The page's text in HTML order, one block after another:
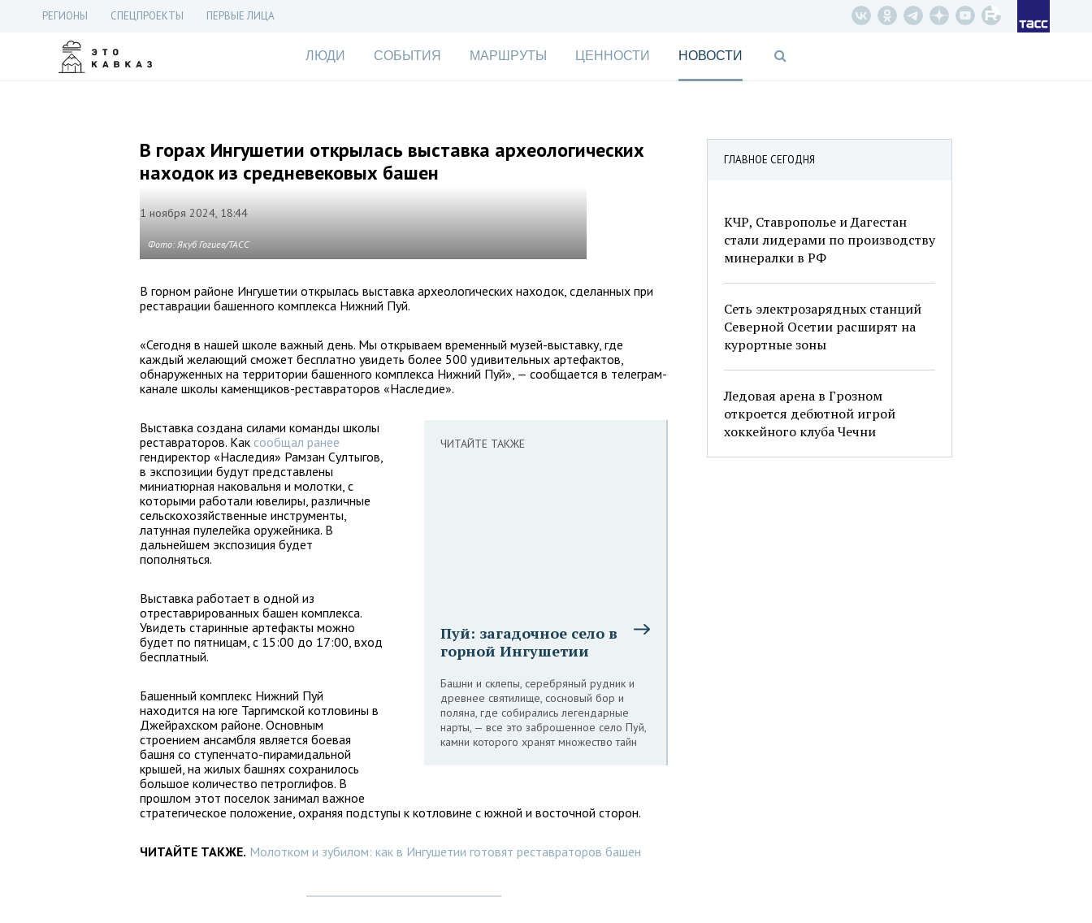
РЕГИОНЫ СПЕЦПРОЕКТЫ ПЕРВЫЕ ЛИЦА
ЛЮДИ СОБЫТИЯ МАРШРУТЫ ЦЕННОСТИ НОВОСТИ
ГЛАВНОЕ СЕГОДНЯ
КЧР, Ставрополье и Дагестан
стали лидерами по производству
минералки в РФ
Сеть электрозарядных станций
Северной Осетии расширят на
курортные зоны
Ледовая арена в Грозном
откроется дебютной игрой
хоккейного клуба Чечни
В горах Ингушетии открылась выставка археологических
находок из средневековых башен
1 ноября 2024, 18:44
Фото: Якуб Гогиев/ТАСС
В горном районе Ингушетии открылась выставка археологических находок, сделанных при
реставрации башенного комплекса Нижний Пуй.
«Сегодня в нашей школе важный день. Мы открываем временный музей-выставку, где
каждый желающий сможет бесплатно увидеть более 500 удивительных артефактов,
обнаруженных на территории башенного комплекса Нижний Пуй», — сообщается в телеграм-
канале школы каменщиков-реставраторов «Наследие».
ЧИТАЙТЕ ТАКЖЕ
Пуй: загадочное село в
горной Ингушетии
Башни и склепы, серебряный рудник и
древнее святилище, сосновый бор и
поляна, где собирались легендарные
нарты, — все это заброшенное село Пуй,
камни которого хранят множество тайн
Выставка создана силами команды школы
реставраторов. Как сообщал ранее
гендиректор «Наследия» Рамзан Султыгов,
в экспозиции будут представлены
миниатюрная наковальня и молотки, с
которыми работали ювелиры, различные
сельскохозяйственные инструменты,
латунная пулелейка оружейника. В
дальнейшем экспозиция будет
пополняться.
Выставка работает в одной из
отреставрированных башен комплекса.
Увидеть старинные артефакты можно
будет по пятницам, с 15:00 до 17:00, вход
бесплатный.
Башенный комплекс Нижний Пуй
находится на юге Таргимской котловины в
Джейрахском районе. Основным
строением ансамбля является боевая
башня со ступенчато-пирамидальной
крышей, на жилых башнях сохранилось
большое количество петроглифов. В
прошлом этот поселок занимал важное
стратегическое положение, охраняя подступы к котловине с южной и восточной сторон.
ЧИТАЙТЕ ТАКЖЕ. Молотком и зубилом: как в Ингушетии готовят реставраторов башен